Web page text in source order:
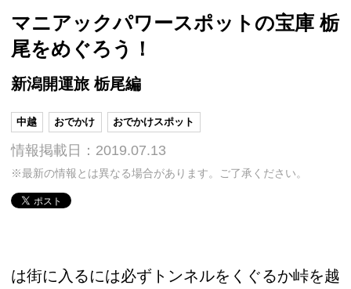
マニアックパワースポットの宝庫 栃
尾をめぐろう！
新潟開運旅 栃尾編
中越 おでかけ おでかけスポット
情報掲載日：2019.07.13
※最新の情報とは異なる場合があります。ご了承ください。
は街に入るには必ずトンネルをくぐるか峠を越